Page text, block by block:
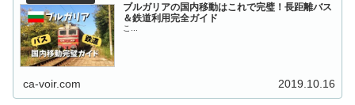
ブルガリアの国内移動はこれで完璧！長距離バス
＆鉄道利用完全ガイド
こ...
ca-voir.com 2019.10.16